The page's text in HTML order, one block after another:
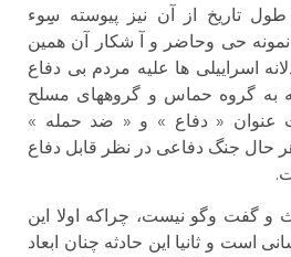
تاریخ از آن نیز پیوسته سِِوء
حی وحاضر و آ شکار آن همین
اسراییلی ها علیه مردم بی دفاع
به گروه حماس و گروههای مسلح
« دفاع » و « ضد حمله »
حال جنگ دفاعی در نظر قابل دفاع
و گفت وگو نیست، چراکه اولا این
و ثانیا این حادثه چنان ابعاد